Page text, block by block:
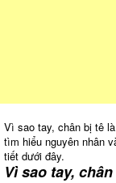
Vì sao tay, chân bị tê
tìm hiểu nguyên nhân
tiết dưới đây.
Vì sao tay,